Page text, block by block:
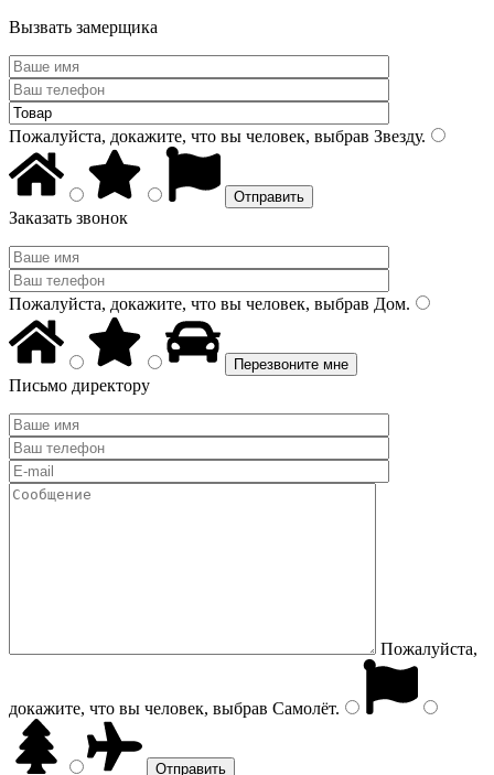
Вызвать замерщика
Пожалуйста, докажите, что вы человек, выбрав Звезду.
Заказать звонок
Пожалуйста, докажите, что вы человек, выбрав Дом.
Письмо директору
Пожалуйста,
докажите, что вы человек, выбрав Самолёт.